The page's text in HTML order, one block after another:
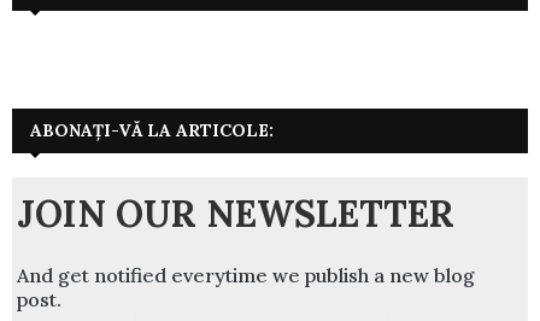
ABONAȚI-VĂ LA ARTICOLE:
JOIN OUR NEWSLETTER
And get notified everytime we publish a new blog
post.